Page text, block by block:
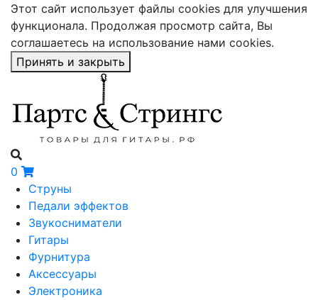
Этот сайт использует файлы cookies для улучшения
функционала. Продолжая просмотр сайта, Вы
соглашаетесь на использование нами cookies.
Принять и закрыть
0
Струны
Педали эффектов
Звукосниматели
Гитары
Фурнитура
Аксессуары
Электроника